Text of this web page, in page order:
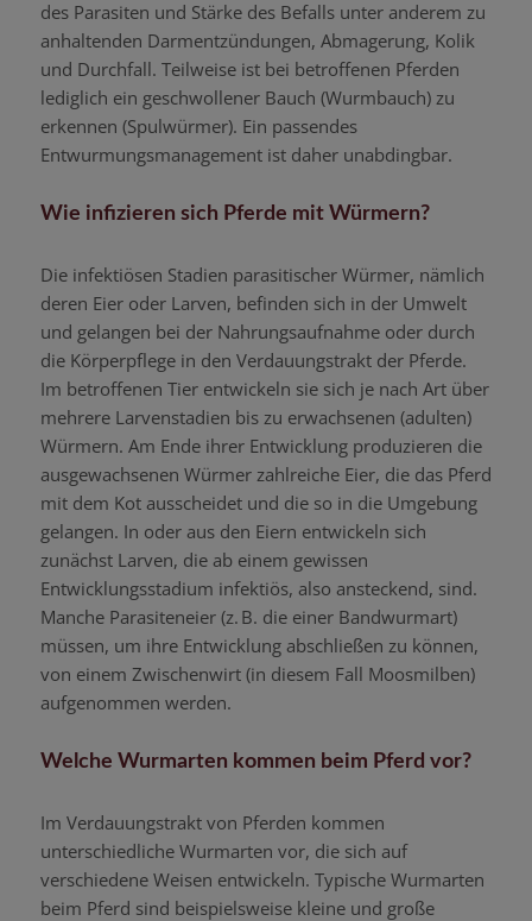
des Parasiten und Stärke des Befalls unter anderem zu
anhaltenden Darmentzündungen, Abmagerung, Kolik
und Durchfall. Teilweise ist bei betroffenen Pferden
lediglich ein geschwollener Bauch (Wurmbauch) zu
erkennen (Spulwürmer). Ein passendes
Entwurmungsmanagement ist daher unabdingbar.
Wie infizieren sich Pferde mit Würmern?
Die infektiösen Stadien parasitischer Würmer, nämlich
deren Eier oder Larven, befinden sich in der Umwelt
und gelangen bei der Nahrungsaufnahme oder durch
die Körperpflege in den Verdauungstrakt der Pferde.
Im betroffenen Tier entwickeln sie sich je nach Art über
mehrere Larvenstadien bis zu erwachsenen (adulten)
Würmern. Am Ende ihrer Entwicklung produzieren die
ausgewachsenen Würmer zahlreiche Eier, die das Pferd
mit dem Kot ausscheidet und die so in die Umgebung
gelangen. In oder aus den Eiern entwickeln sich
zunächst Larven, die ab einem gewissen
Entwicklungsstadium infektiös, also ansteckend, sind.
Manche Parasiteneier (z. B. die einer Bandwurmart)
müssen, um ihre Entwicklung abschließen zu können,
von einem Zwischenwirt (in diesem Fall Moosmilben)
aufgenommen werden.
Welche Wurmarten kommen beim Pferd vor?
Im Verdauungstrakt von Pferden kommen
unterschiedliche Wurmarten vor, die sich auf
verschiedene Weisen entwickeln. Typische Wurmarten
beim Pferd sind beispielsweise kleine und große